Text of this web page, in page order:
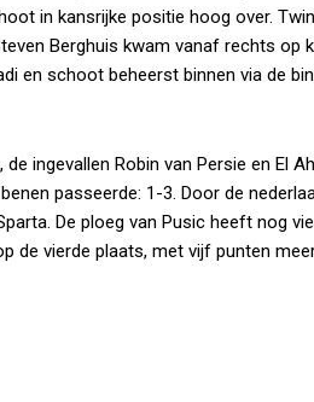
in kansrijke positie hoog over.
Berghuis kwam vanaf rechts op
en schoot beheerst binnen via de
ingevallen Robin van Persie en El
passeerde: 1-3. Door de
De ploeg van Pusic heeft nog
de vierde plaats, met vijf punten